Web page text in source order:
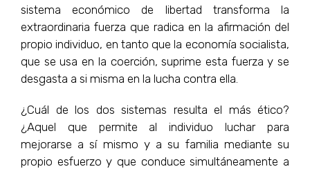
sistema económico de libertad transforma la
extraordinaria fuerza que radica en la afirmación del
propio individuo, en tanto que la economía socialista,
que se usa en la coerción, suprime esta fuerza y se
desgasta a si misma en la lucha contra ella.
¿Cuál de los dos sistemas resulta el más ético?
¿Aquel que permite al individuo luchar para
mejorarse a sí mismo y a su familia mediante su
propio esfuerzo y que conduce simultáneamente a